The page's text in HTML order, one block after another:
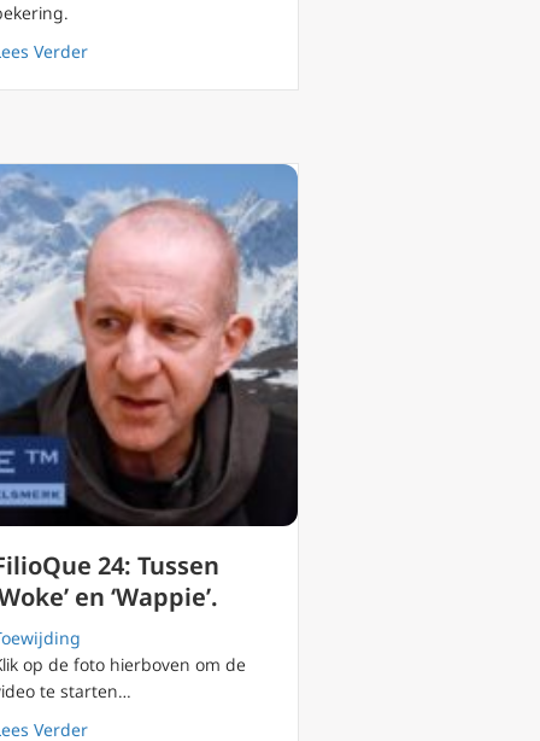
een leugenaar noemde.
Verderabout lessen voor wereld van vandaag van de heilige
24: Tussen
en ‘Wappie’.
op de foto hierboven om de
te starten…
Verderabout FilioQue 24: Tussen ‘Woke’ en ‘Wappie’.